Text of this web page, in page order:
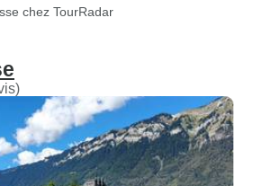
chez TourRadar